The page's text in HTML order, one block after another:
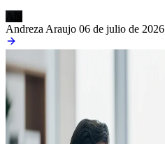
Andreza Araujo 06 de julio de 2026